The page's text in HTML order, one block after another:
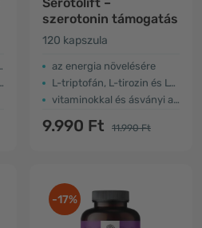
szerotonin támogatás
120 kapszula
az energia növelésére
L-triptofán, L-tirozin és L-fenilalanin
vitaminokkal és ásványi anyagokkal
9.990 Ft 11.990 Ft
-17%